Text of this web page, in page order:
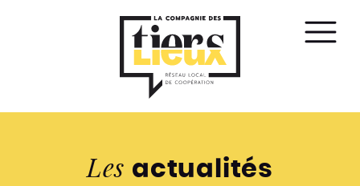
le
Les actualités